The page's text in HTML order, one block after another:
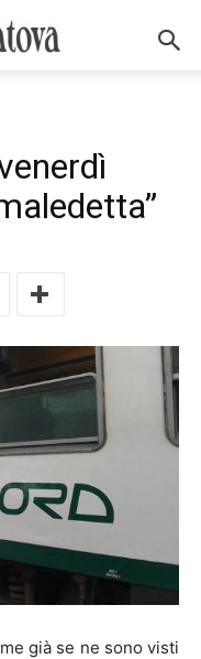
già se ne sono visti